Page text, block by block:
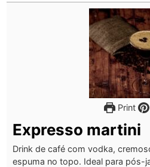
Print
Expresso martini
Drink de café com vodka,
espuma no topo. Ideal para pós-